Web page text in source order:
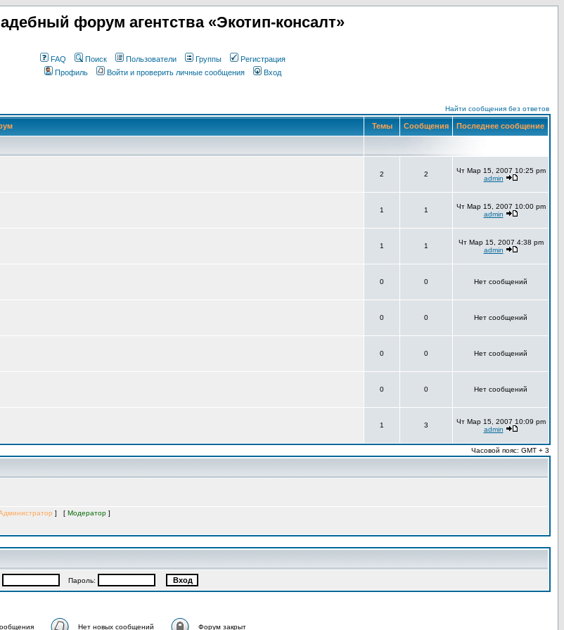
форум агентства «Экотип-консалт»
FAQ Поиск Пользователи Группы
Регистрация
Профиль
Войти и проверить личные сообщения Вход
Найти сообщения без ответов
Темы Сообщения Последнее сообщение
2 2
Чт Мар 15, 2007 10:25 pm
admin
1 1
Чт Мар 15, 2007 10:00 pm
admin
1 1
Чт Мар 15, 2007 4:38 pm
admin
0 0 Нет сообщений
0 0 Нет сообщений
0 0 Нет сообщений
0 0 Нет сообщений
1 3
Чт Мар 15, 2007 10:09 pm
admin
Часовой пояс: GMT + 3
] [ Модератор ]
Пароль:
Нет новых сообщений Форум закрыт